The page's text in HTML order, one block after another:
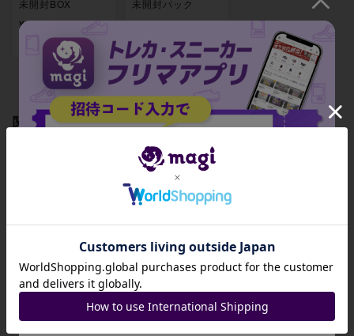
未開封BOX
¥ 15,960 ~
出品数 39
未開封パック
¥ 1,340 ~
出品数 5
関連製品
【BGS9.5】メガズ
ルズキンex RR 11
0/193
出品数 0
【BGS9.5】Nのゾ
ロアークex RR 11
2/193
-
出品数 0
【BGS9.5】ゲノセ
クトex RR 119/19
-
出品数 0
招待コード
JA9XS8
コピーする